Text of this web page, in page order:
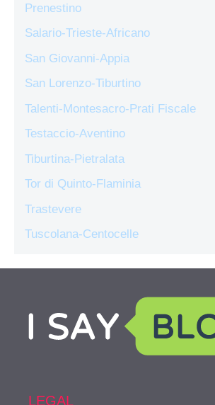
Prenestino
Salario-Trieste-Africano
San Giovanni-Appia
San Lorenzo-Tiburtino
Talenti-Montesacro-Prati Fiscale
Testaccio-Aventino
Tiburtina-Pietralata
Tor di Quinto-Flaminia
Trastevere
Tuscolana-Centocelle
LEGAL